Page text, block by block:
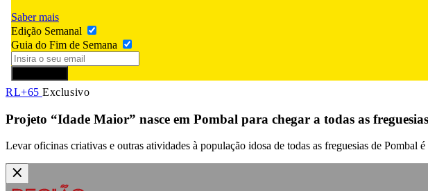
Saber mais
Edição Semanal
Guia do Fim de Semana
RL+65 Exclusivo
Projeto “Idade Maior” nasce em Pombal para chegar a todas as freguesias
Levar oficinas criativas e outras atividades à população idosa de todas as freguesias de